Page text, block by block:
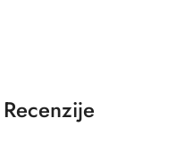
Recenzije